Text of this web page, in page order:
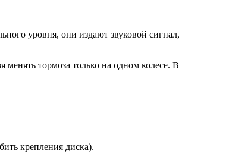
уровня, они издают звуковой сигнал,
менять тормоза только на одном колесе. В
крепления диска).